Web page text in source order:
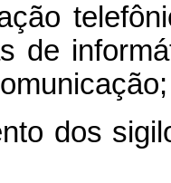
de
dos